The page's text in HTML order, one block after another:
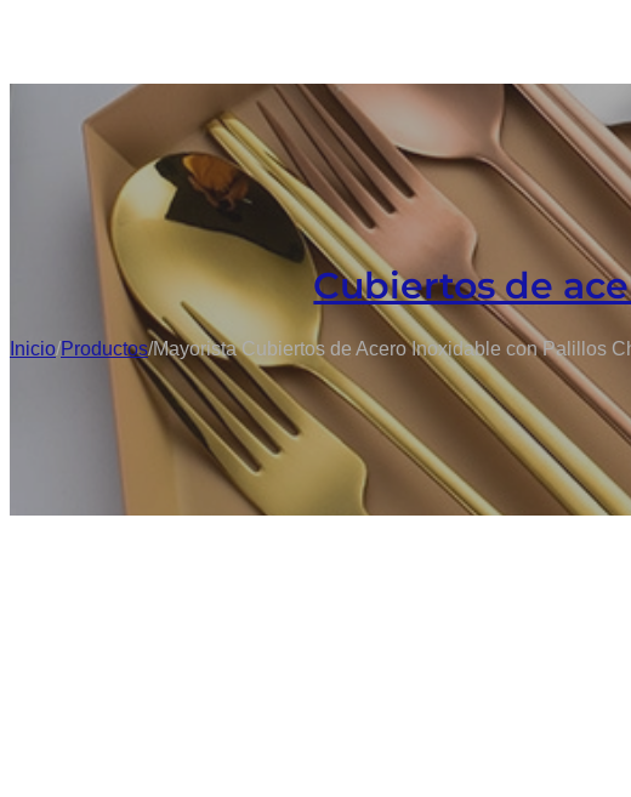
Cubiertos de
Inicio/Productos/Mayorista Cubiertos de Acero Inoxidable con Palillos